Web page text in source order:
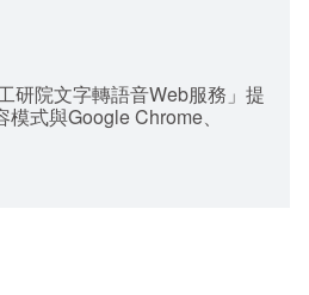
研院文字轉語音Web服務」提
式與Google Chrome、